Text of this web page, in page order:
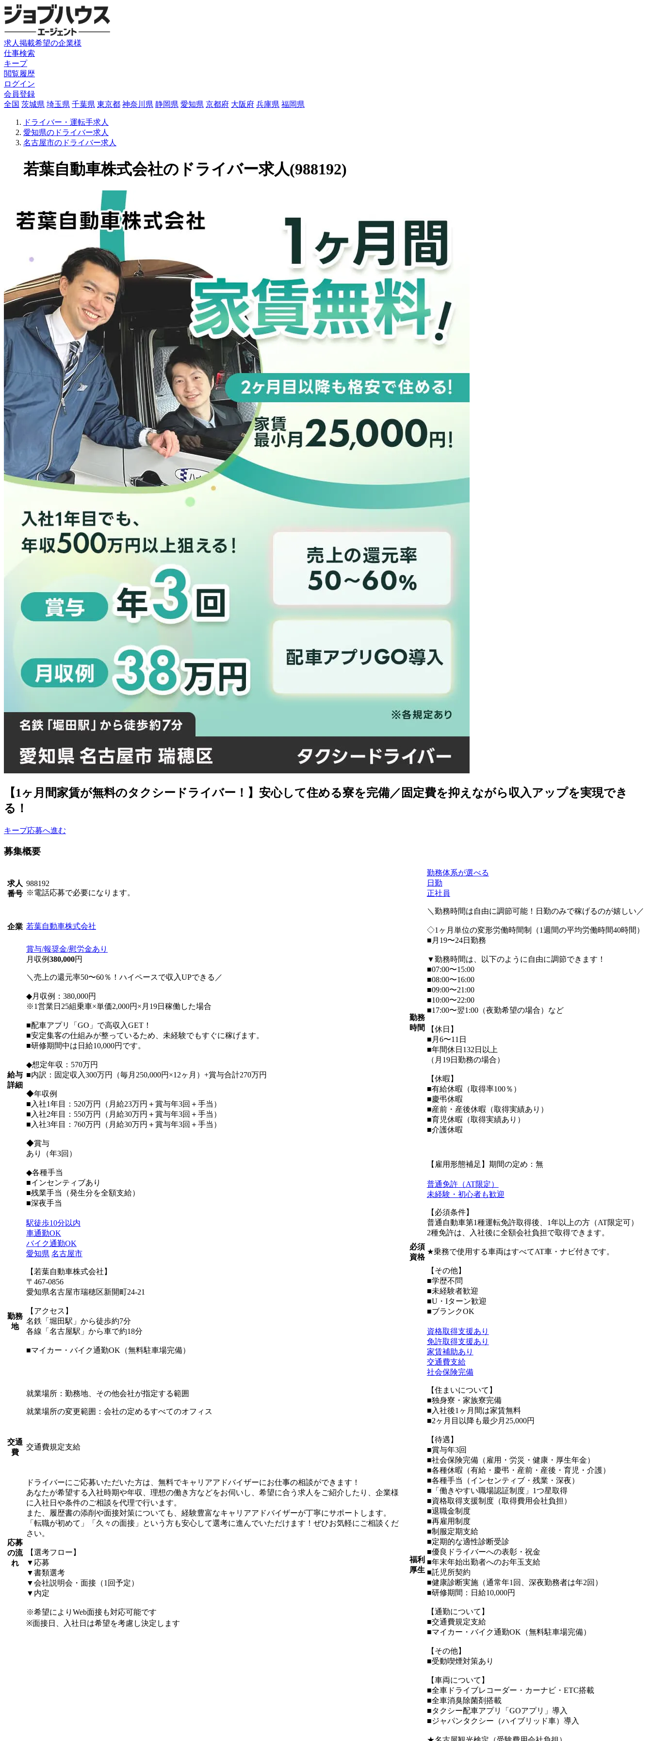
求人掲載希望の企業様
仕事検索
キープ
閲覧履歴
ログイン
会員登録
全国 茨城県 埼玉県 千葉県 東京都 神奈川県 静岡県 愛知県 京都府 大阪府 兵庫県 福岡県
ドライバー・運転手求人
愛知県のドライバー求人
名古屋市のドライバー求人
若葉自動車株式会社のドライバー求人(988192)
【1ヶ月間家賃が無料のタクシードライバー！】安心して住める寮を完備／固定費を抑えながら収入アップを実現でき
る！
キープ応募へ進む
募集概要
求人
番号
988192
※電話応募で必要になります。
企業 若葉自動車株式会社
給与
詳細
賞与/報奨金/慰労金あり
月収例380,000円
＼売上の還元率50〜60％！ハイペースで収入UPできる／
◆月収例：380,000円
※1営業日25組乗車×単価2,000円×月19日稼働した場合
■配車アプリ「GO」で高収入GET！
■安定集客の仕組みが整っているため、未経験でもすぐに稼げます。
■研修期間中は日給10,000円です。
◆想定年収：570万円
■内訳：固定収入300万円（毎月250,000円×12ヶ月）+賞与合計270万円
◆年収例
■入社1年目：520万円（月給23万円＋賞与年3回＋手当）
■入社2年目：550万円（月給30万円＋賞与年3回＋手当）
■入社3年目：760万円（月給30万円＋賞与年3回＋手当）
◆賞与
あり（年3回）
◆各種手当
■インセンティブあり
■残業手当（発生分を全額支給）
■深夜手当
勤務
地
駅徒歩10分以内
車通勤OK
バイク通勤OK
愛知県 名古屋市
【若葉自動車株式会社】
〒467-0856
愛知県名古屋市瑞穂区新開町24-21
【アクセス】
名鉄「堀田駅」から徒歩約7分
各線「名古屋駅」から車で約18分
■マイカー・バイク通勤OK（無料駐車場完備）
就業場所：勤務地、その他会社が指定する範囲
就業場所の変更範囲：会社の定めるすべてのオフィス
交通
費
交通費規定支給
応募
の流
れ
ドライバーにご応募いただいた方は、無料でキャリアアドバイザーにお仕事の相談ができます！
あなたが希望する入社時期や年収、理想の働き方などをお伺いし、希望に合う求人をご紹介したり、企業様
に入社日や条件のご相談を代理で行います。
また、履歴書の添削や面接対策についても、経験豊富なキャリアアドバイザーが丁寧にサポートします。
「転職が初めて」「久々の面接」という方も安心して選考に進んでいただけます！ぜひお気軽にご相談くだ
さい。
【選考フロー】
▼応募
▼書類選考
▼会社説明会・面接（1回予定）
▼内定
※希望によりWeb面接も対応可能です
※面接日、入社日は希望を考慮し決定します
勤務
時間
勤務体系が選べる
日勤
正社員
＼勤務時間は自由に調節可能！日勤のみで稼げるのが嬉しい／
◇1ヶ月単位の変形労働時間制（1週間の平均労働時間40時間）
■月19〜24日勤務
▼勤務時間は、以下のように自由に調節できます！
■07:00〜15:00
■08:00〜16:00
■09:00〜21:00
■10:00〜22:00
■17:00〜翌1:00（夜勤希望の場合）など
【休日】
■月6〜11日
■年間休日132日以上
（月19日勤務の場合）
【休暇】
■有給休暇（取得率100％）
■慶弔休暇
■産前・産後休暇（取得実績あり）
■育児休暇（取得実績あり）
■介護休暇
【雇用形態補足】期間の定め：無
必須
資格
普通免許（AT限定）
未経験・初心者も歓迎
【必須条件】
普通自動車第1種運転免許取得後、1年以上の方（AT限定可）
2種免許は、入社後に全額会社負担で取得できます。
★乗務で使用する車両はすべてAT車・ナビ付きです。
【その他】
■学歴不問
■未経験者歓迎
■U・Iターン歓迎
■ブランクOK
福利
厚生
資格取得支援あり
免許取得支援あり
家賃補助あり
交通費支給
社会保険完備
【住まいについて】
■独身寮・家族寮完備
■入社後1ヶ月間は家賃無料
■2ヶ月目以降も最少月25,000円
【待遇】
■賞与年3回
■社会保険完備（雇用・労災・健康・厚生年金）
■各種休暇（有給・慶弔・産前・産後・育児・介護）
■各種手当（インセンティブ・残業・深夜）
■「働きやすい職場認証制度」1つ星取得
■資格取得支援制度（取得費用会社負担）
■退職金制度
■再雇用制度
■制服定期支給
■定期的な適性診断受診
■優良ドライバーへの表彰・祝金
■年末年始出勤者へのお年玉支給
■託児所契約
■健康診断実施（通常年1回、深夜勤務者は年2回）
■研修期間：日給10,000円
【通勤について】
■交通費規定支給
■マイカー・バイク通勤OK（無料駐車場完備）
【その他】
■受動喫煙対策あり
【車両について】
■全車ドライブレコーダー・カーナビ・ETC搭載
■全車消臭除菌剤搭載
■タクシー配車アプリ「GOアプリ」導入
■ジャパンタクシー（ハイブリッド車）導入